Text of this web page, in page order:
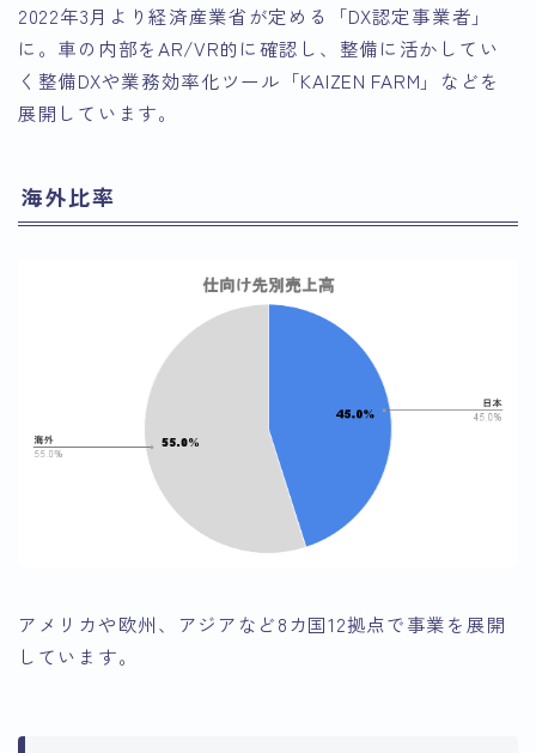
2022年3月より経済産業省が定める「DX認定事業者」
に。車の内部をAR/VR的に確認し、整備に活かしてい
く整備DXや業務効率化ツール「KAIZEN FARM」などを
展開しています。
海外比率
アメリカや欧州、アジアなど8カ国12拠点で事業を展開
しています。